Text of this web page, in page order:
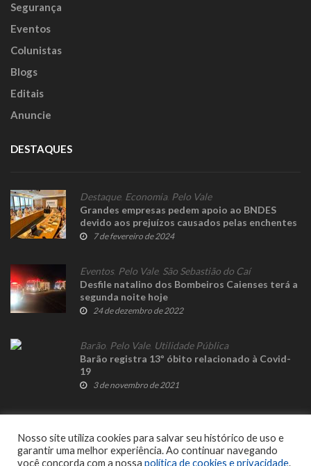
Segurança
Eventos
Colunistas
Blogs
Editais
Anuncie
DESTAQUES
Destaque, Economia, Pelo Vale
Grandes empresas pedem apoio ao BNDES
devido aos prejuízos causados pelas enchentes
7 de fevereiro de 2024
Eventos, Pelo Vale, São Sebastião do Caí
Desfile natalino dos Bombeiros Caienses terá a
segunda noite hoje
24 de dezembro de 2022
Barão Pelo Vale, Utilidade Pública
Barão registra 13º óbito relacionado à Covid-
19
3 de novembro de 2021
Nosso site utiliza cookies para salvar seu histórico de uso e
garantir uma melhor experiência. Ao continuar navegando
você concorda com a nossa política de cookies e privacidade.